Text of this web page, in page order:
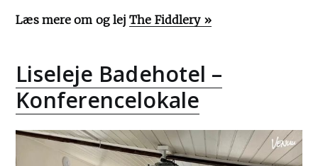
Læs mere om og lejThe Fiddlery »
Liseleje Badehotel –
Konferencelokale